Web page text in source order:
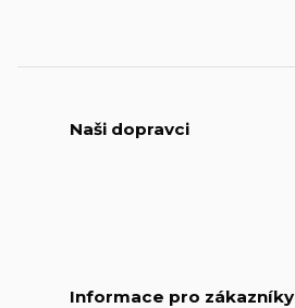
Naši dopravci
Informace pro zákazníky